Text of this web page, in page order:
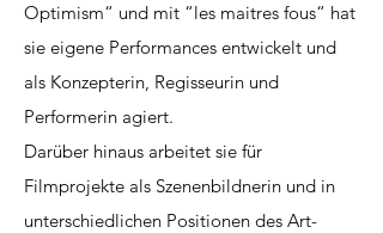
Optimism“ und mit “les maitres fous“ hat
sie eigene Performances entwickelt und
als Konzepterin, Regisseurin und
Performerin agiert.
Darüber hinaus arbeitet sie für
Filmprojekte als Szenenbildnerin und in
unterschiedlichen Positionen des Art-